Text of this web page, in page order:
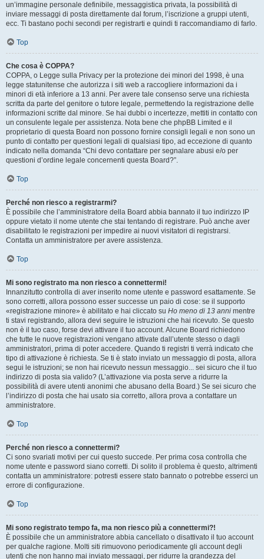
un’immagine personale definibile, messaggistica privata, la possibilità di
inviare messaggi di posta direttamente dal forum, l’iscrizione a gruppi utenti,
ecc. Ti bastano pochi secondi per registrarti e quindi ti raccomandiamo di farlo.
Top
Che cosa è COPPA?
COPPA, o Legge sulla Privacy per la protezione dei minori del 1998, è una
legge statunitense che autorizza i siti web a raccogliere informazioni da i
minori di età inferiore a 13 anni. Per avere tale consenso serve una richiesta
scritta da parte del genitore o tutore legale, permettendo la registrazione delle
informazioni scritte dal minore. Se hai dubbi o incertezze, mettiti in contatto con
un consulente legale per assistenza. Nota bene che phpBB Limited e il
proprietario di questa Board non possono fornire consigli legali e non sono un
punto di contatto per questioni legali di qualsiasi tipo, ad eccezione di quanto
indicato nella domanda “Chi devo contattare per segnalare abusi e/o per
questioni d’ordine legale concernenti questa Board?”.
Top
Perché non riesco a registrarmi?
È possibile che l’amministratore della Board abbia bannato il tuo indirizzo IP
oppure vietato il nome utente che stai tentando di registrare. Può anche aver
disabilitato le registrazioni per impedire ai nuovi visitatori di registrarsi.
Contatta un amministratore per avere assistenza.
Top
Mi sono registrato ma non riesco a connettermi!
Innanzitutto controlla di aver inserito nome utente e password esattamente. Se
sono corretti, allora possono esser successe un paio di cose: se il supporto
«registrazione minore» è abilitato e hai cliccato su Ho meno di 13 anni mentre
ti stavi registrando, allora devi seguire le istruzioni che hai ricevuto. Se questo
non è il tuo caso, forse devi attivare il tuo account. Alcune Board richiedono
che tutte le nuove registrazioni vengano attivate dall’utente stesso o dagli
amministratori, prima di poter accedere. Quando ti registri ti verrà indicato che
tipo di attivazione è richiesta. Se ti è stato inviato un messaggio di posta, allora
segui le istruzioni; se non hai ricevuto nessun messaggio... sei sicuro che il tuo
indirizzo di posta sia valido? (L’attivazione via posta serve a ridurre la
possibilità di avere utenti anonimi che abusano della Board.) Se sei sicuro che
l’indirizzo di posta che hai usato sia corretto, allora prova a contattare un
amministratore.
Top
Perché non riesco a connettermi?
Ci sono svariati motivi per cui questo succede. Per prima cosa controlla che
nome utente e password siano corretti. Di solito il problema è questo, altrimenti
contatta un amministratore: potresti essere stato bannato o potrebbe esserci un
errore di configurazione.
Top
Mi sono registrato tempo fa, ma non riesco più a connettermi?!
È possibile che un amministratore abbia cancellato o disattivato il tuo account
per qualche ragione. Molti siti rimuovono periodicamente gli account degli
utenti che non hanno mai inviato messaggi, per ridurre la grandezza del